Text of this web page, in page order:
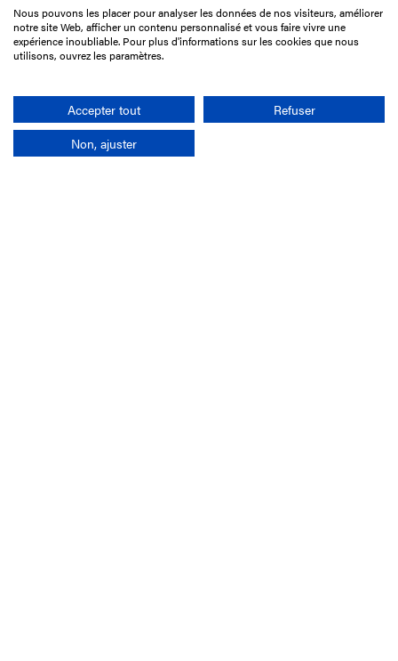
15 Boulevard de Douaumont
75017 Paris
01 49 10 20 29
Rechercher
Nous pouvons les placer pour analyser les données de nos visiteurs, améliorer
notre site Web, afficher un contenu personnalisé et vous faire vivre une
expérience inoubliable. Pour plus d'informations sur les cookies que nous
utilisons, ouvrez les paramètres.
Accepter tout
Refuser
Non, ajuster